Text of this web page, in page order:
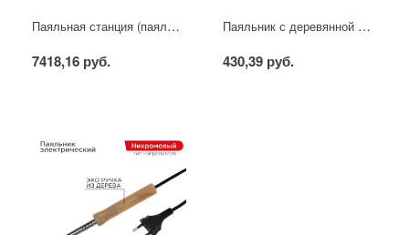
Паяльная станция (паяльник + фен), модель R852AD+, 100-500°C, LED дисплей REXANT
7418,16 руб.
Паяльник с деревянной ручкой, серия WOOD, 100Вт, 230В, блистер PROconnect
430,39 руб.